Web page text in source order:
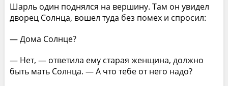
Шарль один поднялся на вершину. Там он увидел
дворец Солнца, вошел туда без помех и спросил:
— Дома Солнце?
— Нет, — ответила ему старая женщина, должно
быть мать Солнца. — А что тебе от него надо?